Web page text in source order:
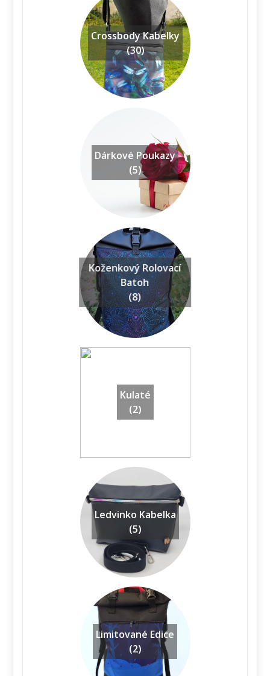
Crossbody Kabelky
(30)
Dárkové Poukazy
(5)
Koženkový Rolovací
Batoh
(8)
Kulaté
(2)
Ledvinko Kabelka
(5)
Limitované Edice
(2)